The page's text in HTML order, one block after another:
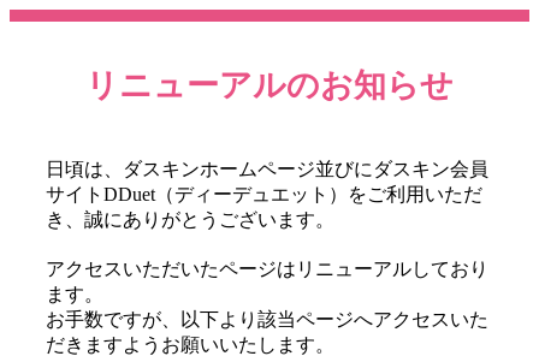
リニューアルのお知らせ
日頃は、ダスキンホームページ並びにダスキン会員
サイトDDuet（ディーデュエット）をご利用いただ
き、誠にありがとうございます。
アクセスいただいたページはリニューアルしており
ます。
お手数ですが、以下より該当ページへアクセスいた
だきますようお願いいたします。